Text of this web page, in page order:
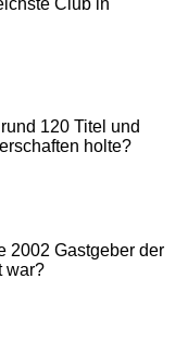
120 Titel und
holte?
2002 Gastgeber der
war?